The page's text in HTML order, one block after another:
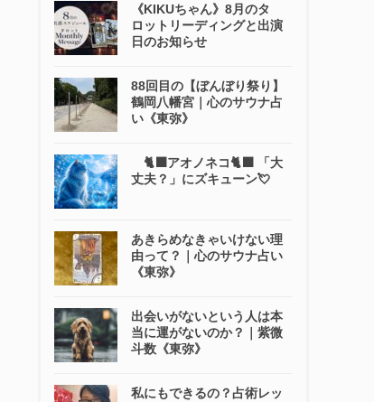
《KIKUちゃん》8月のタ
ロットリーディングと出演
日のお知らせ
88回目の【ぼんぼり祭り】
鶴岡八幡宮｜心のサウナ占
い《東弥》
🐈‍⬛アオノネコ🐈‍⬛ 「大
丈夫？」にズキューン💘
あきらめなきゃいけない理
由って？｜心のサウナ占い
《東弥》
出会いがないという人は本
当に運がないのか？｜紫微
斗数《東弥》
私にもできるの？占術レッ